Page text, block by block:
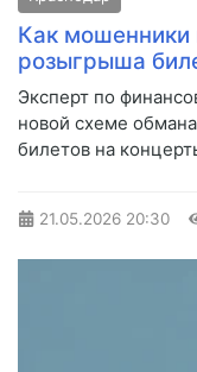
Как мошенники
розыгрыша
Эксперт по
новой схеме
билетов на
21.05.2026 20:30